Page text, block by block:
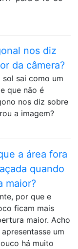
nos diz
da câmera?
sai como um
que não é
nos diz sobre
a imagem?
a área fora
quando
maior?
por que e
ficam mais
maior. Acho
um
há muito